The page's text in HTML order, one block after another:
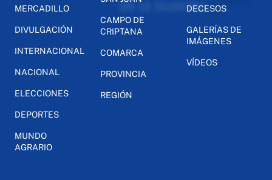
MERCADILLO
DIVULGACIÓN
INTERNACIONAL
NACIONAL
ELECCIONES
DEPORTES
MUNDO
AGRARIO
CAMPO DE
CRIPTANA
COMARCA
PROVINCIA
REGIÓN
DECESOS
GALERÍAS DE
IMÁGENES
VÍDEOS